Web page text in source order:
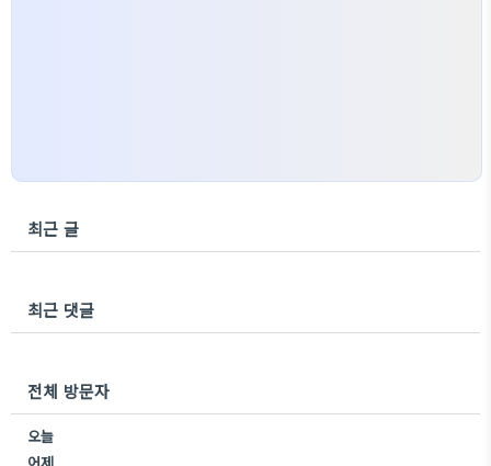
최근 글
최근 댓글
전체 방문자
오늘